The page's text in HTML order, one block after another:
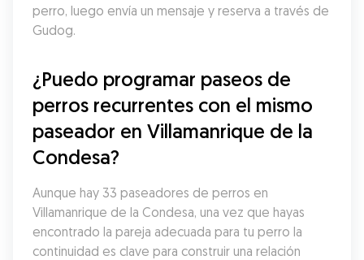
perro, luego envía un mensaje y reserva a través de
Gudog.
¿Puedo programar paseos de
perros recurrentes con el mismo
paseador en Villamanrique de la
Condesa?
Aunque hay 33 paseadores de perros en
Villamanrique de la Condesa, una vez que hayas
encontrado la pareja adecuada para tu perro la
continuidad es clave para construir una relación